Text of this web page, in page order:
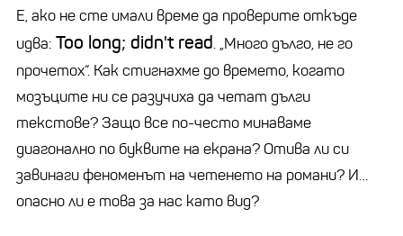
Е, ако не сте имали време да проверите откъде
идва: Too long; didn't read. „Много дълго, не го
прочетох“. Как стигнахме до времето, когато
мозъците ни се разучиха да четат дълги
текстове? Защо все по-често минаваме
диагонално по буквите на екрана? Отива ли си
завинаги феноменът на четенето на романи? И…
опасно ли е това за нас като вид?